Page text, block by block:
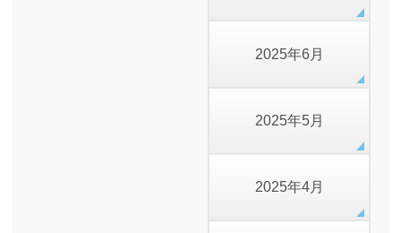
2025年6月
2025年5月
2025年4月